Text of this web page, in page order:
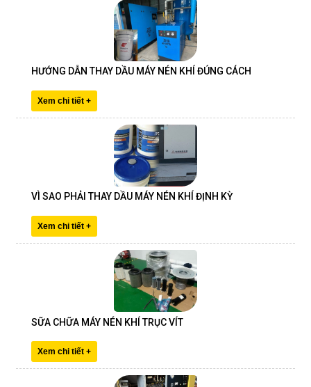
HƯỚNG DẪN THAY DẦU MÁY NÉN KHÍ ĐÚNG CÁCH
Xem chi tiết +
VÌ SAO PHẢI THAY DẦU MÁY NÉN KHÍ ĐỊNH KỲ
Xem chi tiết +
SỮA CHỮA MÁY NÉN KHÍ TRỤC VÍT
Xem chi tiết +